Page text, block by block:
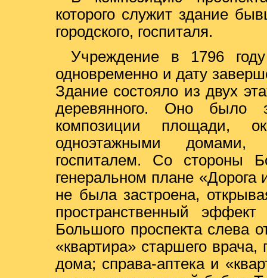
которого служит здание
городского, госпиталя.
Учреждение в 1796 году
одновременно и дату
Здание состояло из двух
деревянного. Оно было
композиции площади,
одноэтажными домами,
госпиталем. Со стороны
генеральном плане
не была застроена,
пространственный
Большого проспекта слева
«квартира» старшего врача,
дома; справа-аптека и